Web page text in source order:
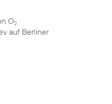
O2
auf Berliner